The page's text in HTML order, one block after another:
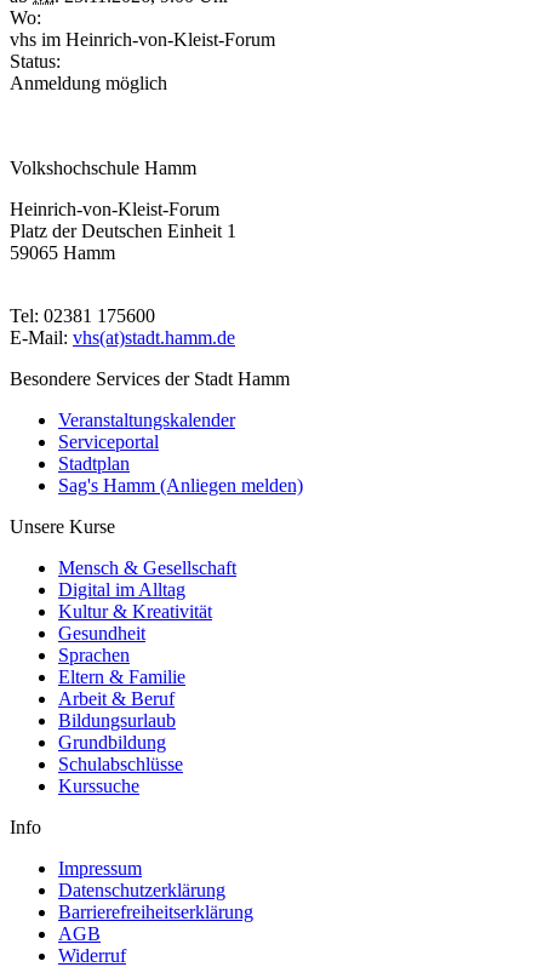
Wo:
vhs im Heinrich-von-Kleist-Forum
Status:
Anmeldung möglich
Volkshochschule Hamm
Heinrich-von-Kleist-Forum
Platz der Deutschen Einheit 1
59065 Hamm
Tel: 02381 175600
E-Mail: vhs(at)stadt.hamm.de
Besondere Services der Stadt Hamm
Veranstaltungskalender
Serviceportal
Stadtplan
Sag's Hamm (Anliegen melden)
Unsere Kurse
Mensch & Gesellschaft
Digital im Alltag
Kultur & Kreativität
Gesundheit
Sprachen
Eltern & Familie
Arbeit & Beruf
Bildungsurlaub
Grundbildung
Schulabschlüsse
Kurssuche
Info
Impressum
Datenschutzerklärung
Barrierefreiheitserklärung
AGB
Widerruf